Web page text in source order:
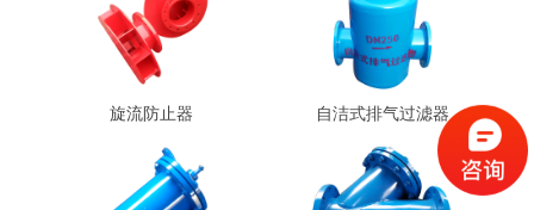
旋流防止器 自洁式排气过滤器